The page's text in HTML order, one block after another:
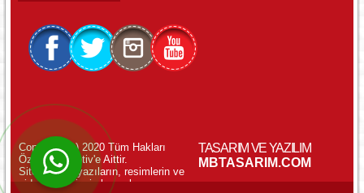
WhatsApp ile Online Destek!
Copyright (c) 2020 Tüm Hakları
Özkar Otomotiv'e Aittir.
Sitemizdeki yazıların, resimlerin ve
videoların izinsiz kopyalanması
TASARIM VE YAZILIM
MBTASARIM.COM